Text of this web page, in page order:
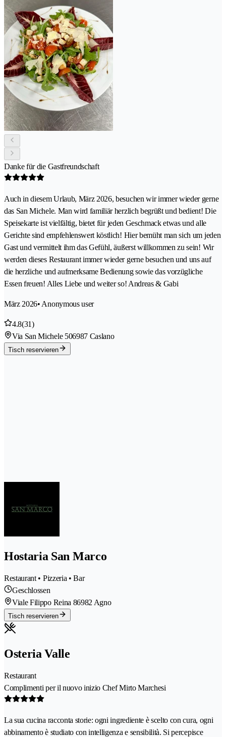
Danke für die Gastfreundschaft
Auch in diesem Urlaub, März 2026, besuchen wir immer wieder gerne
das San Michele. Man wird familiär herzlich begrüßt und bedient! Die
Speisekarte ist vielfältig, bietet für jeden Geschmack etwas und alle
Gerichte sind empfehlenswert köstlich! Hier bemüht man sich um jeden
Gast und vermittelt ihm das Gefühl, äußerst willkommen zu sein! Wir
werden dieses Restaurant immer wieder gerne besuchen und uns auf
die herzliche und aufmerksame Bedienung sowie das vorzügliche
Essen freuen! Alles Liebe und weiter so! Andreas & Gabi
März 2026• Anonymous user
4.8(31)
Via San Michele 506987 Caslano
Tisch reservieren
Hostaria San Marco
Restaurant • Pizzeria • Bar
Geschlossen
Viale Filippo Reina 86982 Agno
Tisch reservieren
Osteria Valle
Restaurant
Complimenti per il nuovo inizio Chef Mirto Marchesi
La sua cucina racconta storie: ogni ingrediente è scelto con cura, ogni
abbinamento è studiato con intelligenza e sensibilità. Si percepisce